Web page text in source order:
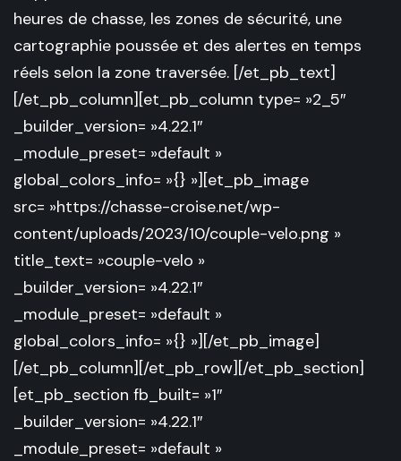
heures de chasse, les zones de sécurité, une
cartographie poussée et des alertes en temps
réels selon la zone traversée. [/et_pb_text]
[/et_pb_column][et_pb_column type= »2_5″
_builder_version= »4.22.1″
_module_preset= »default »
global_colors_info= »{} »][et_pb_image
src= »https://chasse-croise.net/wp-
content/uploads/2023/10/couple-velo.png »
title_text= »couple-velo »
_builder_version= »4.22.1″
_module_preset= »default »
global_colors_info= »{} »][/et_pb_image]
[/et_pb_column][/et_pb_row][/et_pb_section]
[et_pb_section fb_built= »1″
_builder_version= »4.22.1″
_module_preset= »default »